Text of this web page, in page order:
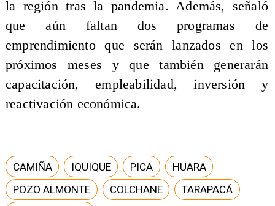
la región tras la pandemia. Además, señaló
que aún faltan dos programas de
emprendimiento que serán lanzados en los
próximos meses y que también generarán
capacitación, empleabilidad, inversión y
reactivación económica.
CAMIÑA IQUIQUE PICA
HUARA
POZO ALMONTE
COLCHANE TARAPACÁ